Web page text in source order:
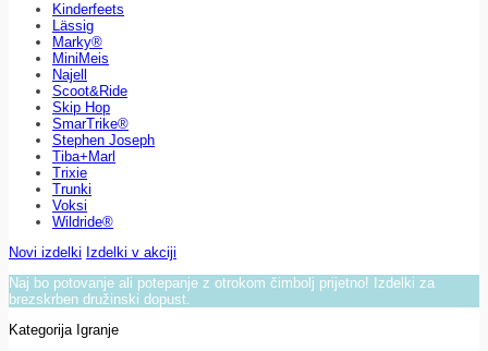
Kinderfeets
Lässig
Marky®
MiniMeis
Najell
Scoot&Ride
Skip Hop
SmarTrike®
Stephen Joseph
Tiba+Marl
Trixie
Trunki
Voksi
Wildride®
Novi izdelki Izdelki v akciji
Naj bo potovanje ali potepanje z otrokom čimbolj prijetno! Izdelki za
brezskrben družinski dopust.
Kategorija Igranje